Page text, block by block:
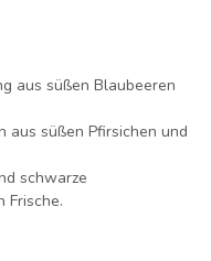
aus süßen Blaubeeren
aus süßen Pfirsichen und
schwarze
Frische.